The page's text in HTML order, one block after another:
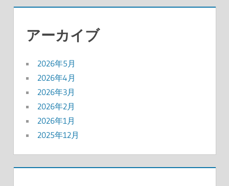
アーカイブ
2026年5月
2026年4月
2026年3月
2026年2月
2026年1月
2025年12月